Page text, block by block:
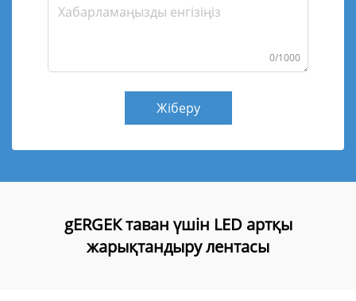
0/1000
Жіберу
gERGЕК таван үшін LED артқы
жарықтандыру лентасы